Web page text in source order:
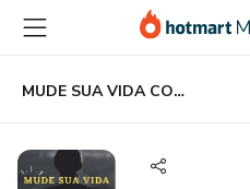
para
conteúdo
principal
para
pagamento
para
rodapé
MUDE SUA VIDA COM A LEI DA ATRAÇÃO